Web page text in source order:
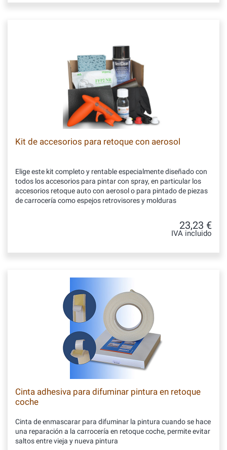
Kit de accesorios para retoque con aerosol
Elige este kit completo y rentable especialmente diseñado con
todos los accesorios para pintar con spray, en particular los
accesorios retoque auto con aerosol o para pintado de piezas
de carrocería como espejos retrovisores y molduras
23,23 €
IVA incluido
Cinta adhesiva para difuminar pintura en retoque
coche
Cinta de enmascarar para difuminar la pintura cuando se hace
una reparación a la carrocería en retoque coche, permite evitar
saltos entre vieja y nueva pintura